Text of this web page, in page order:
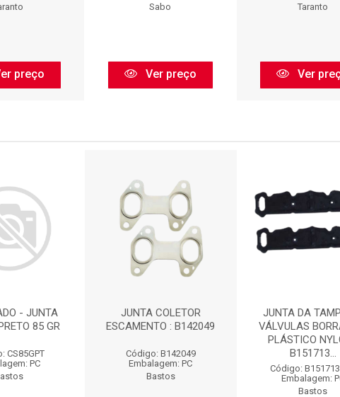
preço
Sabo
Ver preço
Taranto
Ver
- JUNTA
85 GR
CS85GPT
PC
JUNTA COLETOR
ESCAMENTO : B142049
Código: B142049
Embalagem: PC
Bastos
JUNTA DA
VÁLVULAS
PLÁSTICO
B151713...
Código:
Embalagem:
Bastos